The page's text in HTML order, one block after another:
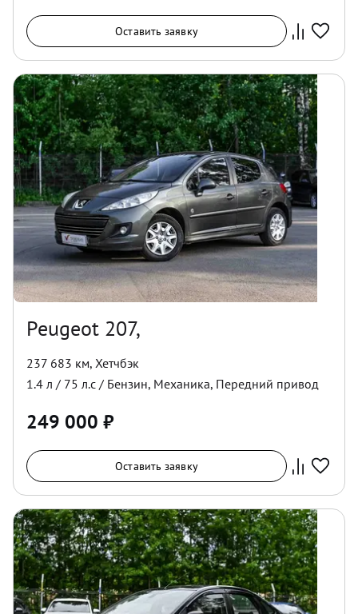
Оставить заявку
Peugeot 207,
237 683 км, Хетчбэк
1.4 л / 75 л.с / Бензин, Механика, Передний привод
249 000 ₽
Оставить заявку